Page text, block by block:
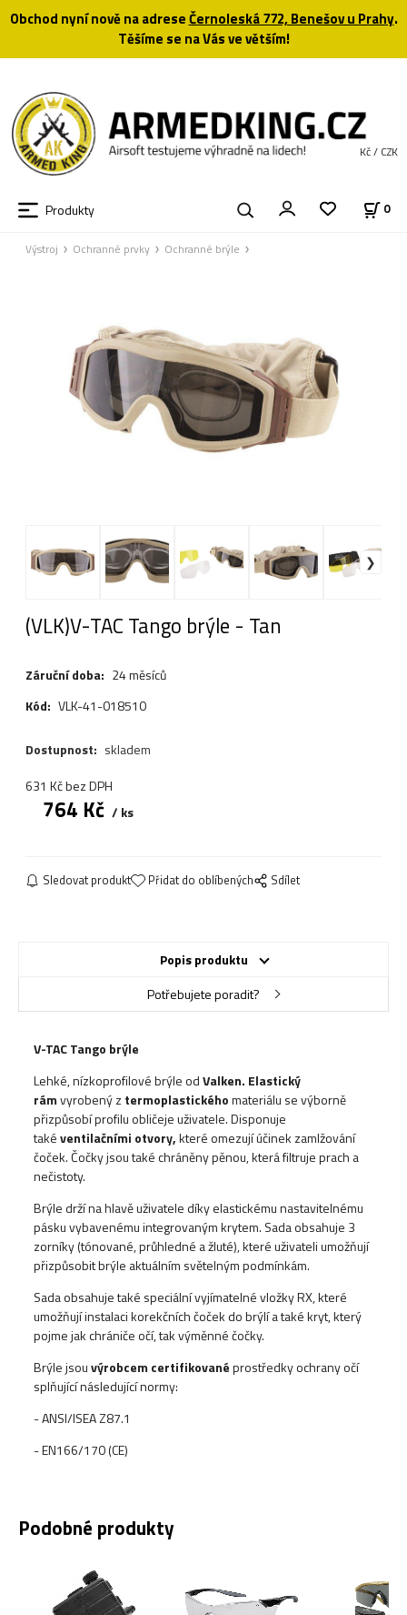
Obchod nyní nově na adreseČernoleská 772, Benešov u Prahy.
Těšíme se na Vás ve větším!
Produkty 0
Kč / CZK
Výstroj Ochranné prvky Ochranné brýle
(VLK)V-TAC Tango brýle - Tan
Záruční doba: 24 měsíců
Kód: VLK-41-018510
Dostupnost: skladem
631 Kčbez DPH
764 Kč ks
Sledovat produkt Přidat do oblíbených Sdílet
Popis produktu
Potřebujete poradit?
V-TAC Tango brýle
Lehké, nízkoprofilové brýle odValken. Elastický
rámvyrobený z termoplastickéhomateriálu se výborně
přizpůsobí profilu obličeje uživatele. Disponuje
takéventilačními otvory,které omezují účinek zamlžování
čoček. Čočkyjsoutaké chráněny pěnou, která filtruje prach a
nečistoty.
Brýle drží na hlavě uživatele díky elastickému nastavitelnému
pásku vybavenému integrovaným krytem. Sada obsahuje 3
zorníky (tónované, průhledné a žluté), které uživateli umožňují
přizpůsobit brýle aktuálním světelným podmínkám.
Sada obsahuje také speciální vyjímatelné vložky RX, které
umožňují instalaci korekčních čoček do brýlí a také kryt, který
pojme jak chrániče očí, tak výměnné čočky.
Brýle jsouvýrobcem certifikovanéprostředky ochrany očí
splňující následující normy:
- ANSI/ISEA Z87.1
- EN166/170 (CE)
Podobné produkty